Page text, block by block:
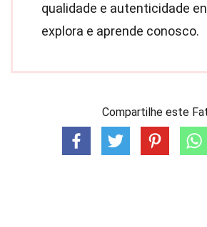
qualidade e autenticidade
explora e aprende conosco.
Compartilhe este